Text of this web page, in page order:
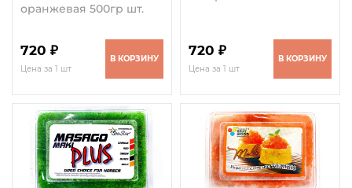
оранжевая 500гр шт.
720 ₽
Цена за 1 шт
В КОРЗИНУ
720 ₽
Цена за 1 шт
В КОРЗИНУ